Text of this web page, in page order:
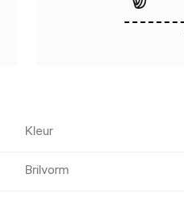
Kleur
Brilvorm